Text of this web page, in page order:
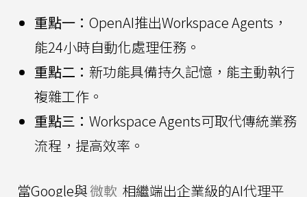
重點一： OpenAI推出Workspace Agents，
能24小時自動化處理任務。
重點二： 新功能具備持久記憶，能主動執行
複雜工作。
重點三： Workspace Agents可取代傳統業務
流程，提高效率。
當Google與微軟 相繼端出企業級的AI代理平